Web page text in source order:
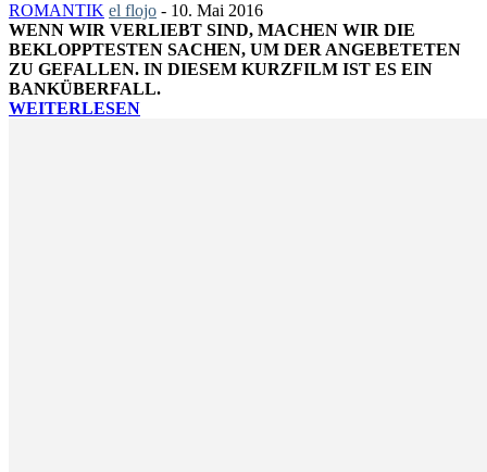
ROMANTIK el flojo - 10. Mai 2016
WENN WIR VERLIEBT SIND, MACHEN WIR DIE
BEKLOPPTESTEN SACHEN, UM DER ANGEBETETEN
ZU GEFALLEN. IN DIESEM KURZFILM IST ES EIN
BANKÜBERFALL.
WEITERLESEN